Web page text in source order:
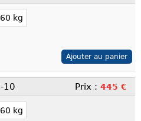
60 kg
10 Prix : 445 €
60 kg